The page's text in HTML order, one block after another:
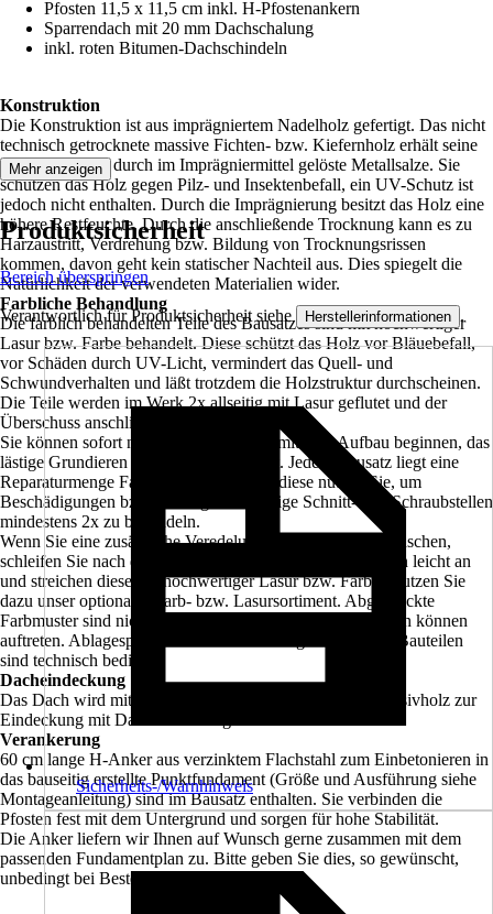
Pfosten 11,5 x 11,5 cm inkl. H-Pfostenankern
Sparrendach mit 20 mm Dachschalung
inkl. roten Bitumen-Dachschindeln
Konstruktion
Die Konstruktion ist aus imprägniertem Nadelholz gefertigt. Das nicht
technisch getrocknete massive Fichten- bzw. Kiefernholz erhält seine
grünliche Farbe durch im Imprägniermittel gelöste Metallsalze. Sie
schützen das Holz gegen Pilz- und Insektenbefall, ein UV-Schutz ist
jedoch nicht enthalten. Durch die Imprägnierung besitzt das Holz eine
höhere Restfeuchte. Durch die anschließende Trocknung kann es zu
Harzaustritt, Verdrehung bzw. Bildung von Trocknungsrissen
kommen, davon geht kein statischer Nachteil aus. Dies spiegelt die
Natürlichkeit der verwendeten Materialien wider.
Farbliche Behandlung
Die farblich behandelten Teile des Bausatzes sind mit hochwertiger
Lasur bzw. Farbe behandelt. Diese schützt das Holz vor Bläuebefall,
vor Schäden durch UV-Licht, vermindert das Quell- und
Schwundverhalten und läßt trotzdem die Holzstruktur durchscheinen.
Die Teile werden im Werk 2x allseitig mit Lasur geflutet und der
Überschuss anschließend abgebürstet.
Sie können sofort nach der Anlieferung mit dem Aufbau beginnen, das
lästige Grundieren und Streichen entfällt. Jedem Bausatz liegt eine
Reparaturmenge Farbe, bzw. Lasur bei, diese nutzen Sie, um
Beschädigungen bzw. montagenotwendige Schnitt- und Schraubstellen
mindestens 2x zu behandeln.
Wenn Sie eine zusätzliche Veredelung der Oberfläche wünschen,
schleifen Sie nach der Montage die sichtbaren Oberflächen leicht an
und streichen diese mit hochwertiger Lasur bzw. Farbe. Nutzen Sie
dazu unser optionales Farb- bzw. Lasursortiment. Abgedruckte
Farbmuster sind nicht verbindlich, farbliche Abweichungen können
auftreten. Ablagespuren bei farblich allseitig behandelten Bauteilen
sind technisch bedingt.
Dacheindeckung
Das Dach wird mit 20 mm starker Dachschalung aus Massivholz zur
Eindeckung mit Dachschindeln geliefert.
Verankerung
60 cm lange H-Anker aus verzinktem Flachstahl zum Einbetonieren in
das bauseitig erstellte Punktfundament (Größe und Ausführung siehe
Montageanleitung) sind im Bausatz enthalten. Sie verbinden die
Pfosten fest mit dem Untergrund und sorgen für hohe Stabilität.
Die Anker liefern wir Ihnen auf Wunsch gerne zusammen mit dem
passenden Fundamentplan zu. Bitte geben Sie dies, so gewünscht,
unbedingt bei Bestellung mit an.
Mehr anzeigen
Produktsicherheit
Bereich überspringen
Verantwortlich für Produktsicherheit siehe Herstellerinformationen .
Sicherheits-/Warnhinweis